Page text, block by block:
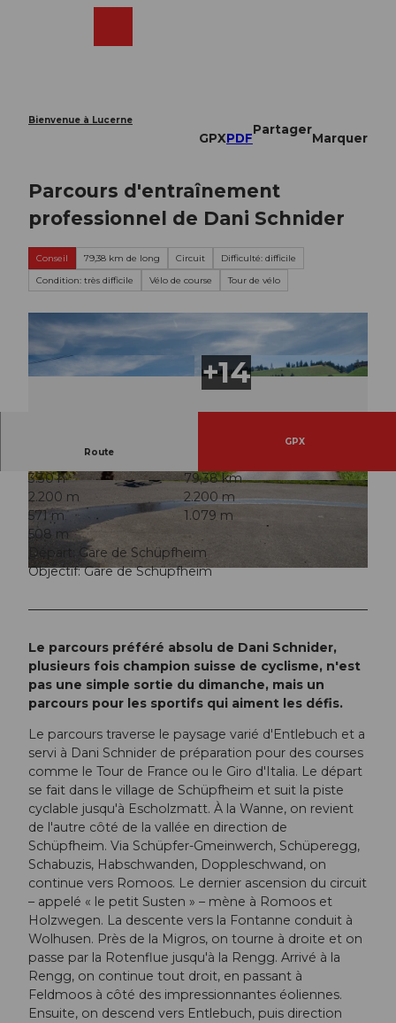
Bienvenue à Lucerne
GPXPDF
Partager
Marquer
Parcours d'entraînement
professionnel de Dani Schnider
Conseil 79,38 km de long Circuit
Difficulté: difficile
Condition: très difficile
Vélo de course Tour de vélo
© Janine Hurni, UNESCO Biosphäre Entlebuch
© Janine Hurni, UNESCO Biosphäre Entlebuch © Janine Hurni, UNESCO Biosphäre Entlebuch
Route
GPX
3:30 h
79,38 km
2.200 m
2.200 m
571 m
1.079 m
508 m
Départ: Gare de Schüpfheim
Objectif: Gare de Schüpfheim
Le parcours préféré absolu de Dani Schnider,
plusieurs fois champion suisse de cyclisme, n'est
pas une simple sortie du dimanche, mais un
parcours pour les sportifs qui aiment les défis.
Le parcours traverse le paysage varié d'Entlebuch et a
servi à Dani Schnider de préparation pour des courses
comme le Tour de France ou le Giro d'Italia. Le départ
se fait dans le village de Schüpfheim et suit la piste
cyclable jusqu'à Escholzmatt. À la Wanne, on revient
de l'autre côté de la vallée en direction de
Schüpfheim. Via Schüpfer-Gmeinwerch, Schüperegg,
Schabuzis, Habschwanden, Doppleschwand, on
continue vers Romoos. Le dernier ascension du circuit
– appelé « le petit Susten » – mène à Romoos et
Holzwegen. La descente vers la Fontanne conduit à
Wolhusen. Près de la Migros, on tourne à droite et on
passe par la Rotenflue jusqu'à la Rengg. Arrivé à la
Rengg, on continue tout droit, en passant à
Feldmoos à côté des impressionnantes éoliennes.
Ensuite, on descend vers Entlebuch, puis direction